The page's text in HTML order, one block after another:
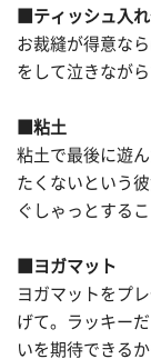
■ティッシュ入
お裁縫が得意な
をして泣きなが
■粘土
粘土で最後に遊
たくないという
ぐしゃっとする
■ヨガマット
ヨガマットをプ
げて。ラッキー
いを期待できるか